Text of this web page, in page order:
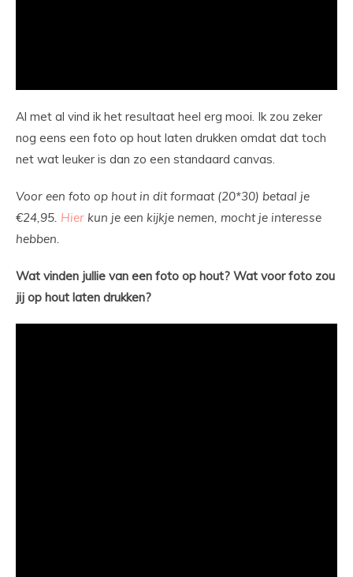
Al met al vind ik het resultaat heel erg mooi. Ik zou zeker
nog eens een foto op hout laten drukken omdat dat toch
net wat leuker is dan zo een standaard canvas.
Voor een foto op hout in dit formaat (20*30) betaal je
€24,95. Hier kun je een kijkje nemen, mocht je interesse
hebben.
Wat vinden jullie van een foto op hout? Wat voor foto zou
jij op hout laten drukken?